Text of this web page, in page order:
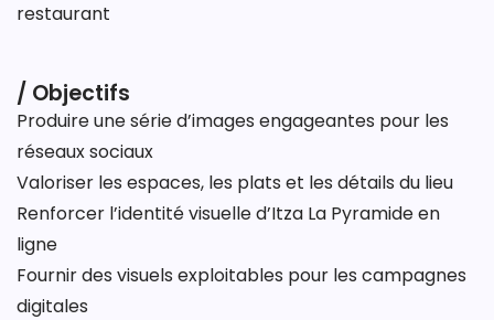
restaurant
/ Objectifs
Produire une série d’images engageantes pour les
réseaux sociaux
Valoriser les espaces, les plats et les détails du lieu
Renforcer l’identité visuelle d’Itza La Pyramide en
ligne
Fournir des visuels exploitables pour les campagnes
digitales